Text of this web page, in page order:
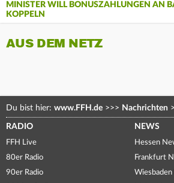
MINISTER WILL BONUSZAHLUNGEN AN
KOPPELN
AUS DEM NETZ
Du bist hier: www.FFH.de >>> Nachrichten
RADIO
FFH Live
80er Radio
90er Radio
NEWS
Hessen
Frankfurt
Wiesbaden